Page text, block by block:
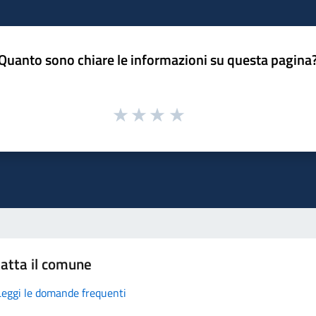
sono chiare le informazioni su questa
il comune
le domande frequenti